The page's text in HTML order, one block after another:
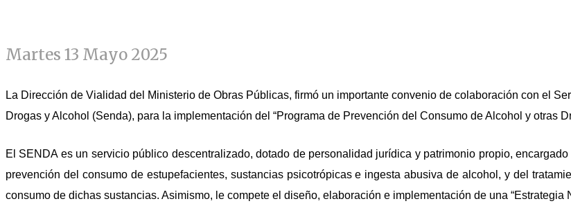
Martes 13 Mayo 2025
La Dirección de Vialidad del Ministerio de Obras Públicas, firmó un importante convenio de colaboración con el
Drogas y Alcohol (Senda), para la implementación del “Programa de Prevención del Consumo de Alcohol y otras
El SENDA es un servicio público descentralizado, dotado de personalidad jurídica y patrimonio propio,
prevención del consumo de estupefacientes, sustancias psicotrópicas e ingesta abusiva de alcohol, y del
consumo de dichas sustancias. Asimismo, le compete el diseño, elaboración e implementación de una “Estrategia